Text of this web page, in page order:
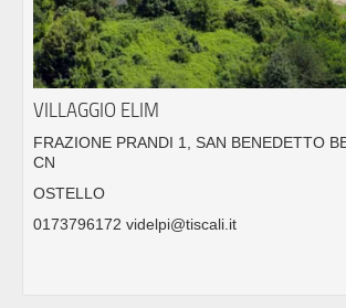
VILLAGGIO ELIM
FRAZIONE PRANDI 1, SAN BENEDETTO
CN
OSTELLO
0173796172 videlpi@tiscali.it